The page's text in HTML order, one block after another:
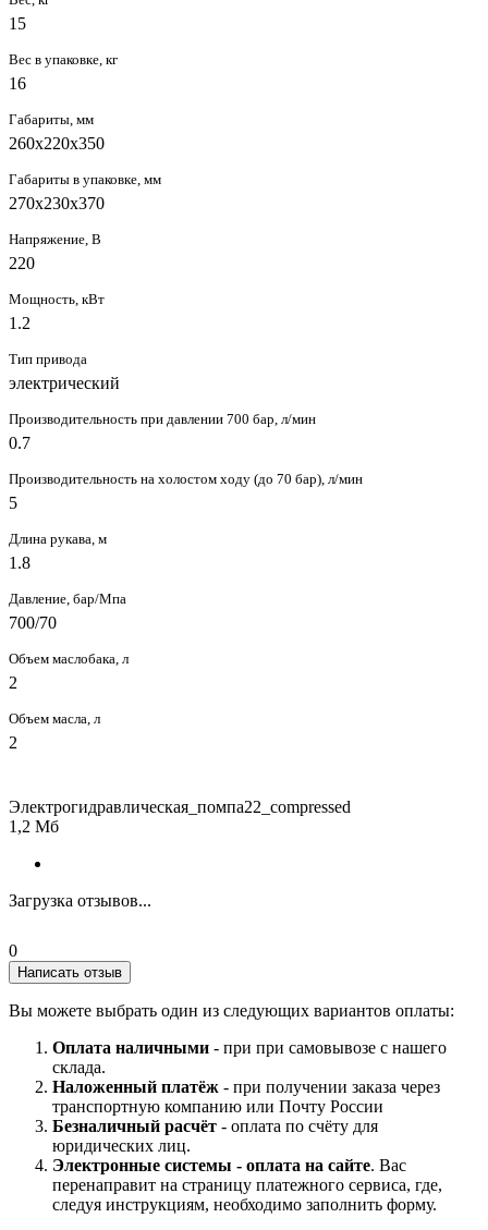
15
Вес в упаковке, кг
16
Габариты, мм
260х220х350
Габариты в упаковке, мм
270x230x370
Напряжение, В
220
Мощность, кВт
1.2
Тип привода
электрический
Производительность при давлении 700 бар, л/мин
0.7
Производительность на холостом ходу (до 70 бар), л/мин
5
Длина рукава, м
1.8
Давление, бар/Мпа
700/70
Объем маслобака, л
2
Объем масла, л
2
Электрогидравлическая_помпа22_compressed
1,2 Мб
Загрузка отзывов...
0
Написать отзыв
Вы можете выбрать один из следующих вариантов оплаты:
Оплата наличными - при при самовывозе с нашего
склада.
Наложенный платёж - при получении заказа через
транспортную компанию или Почту России
Безналичный расчёт - оплата по счёту для
юридических лиц.
Электронные системы - оплата на сайте. Вас
перенаправит на страницу платежного сервиса, где,
следуя инструкциям, необходимо заполнить форму.